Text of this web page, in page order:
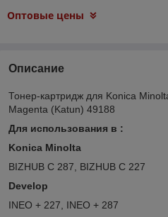
Оптовые цены
Описание
Тонер-картридж для Konica
Magenta (Katun) 49188
Для использования в :
Konica Minolta
BIZHUB C 287, BIZHUB C 227
Develop
INEO + 227, INEO + 287